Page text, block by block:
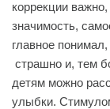
коррекции
значимость,
главное
страшно и, тем
детям можно
улыбки.